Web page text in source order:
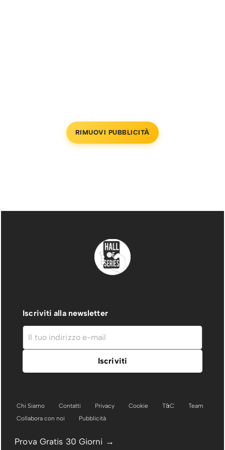
RIMUOVI PUBBLICITÀ
Iscriviti alla newsletter
Chi Siamo Contatti Privacy Cookie T&C
Team
Collabora con noi
Pubblicità
Prova Gratis 30 Giorni →